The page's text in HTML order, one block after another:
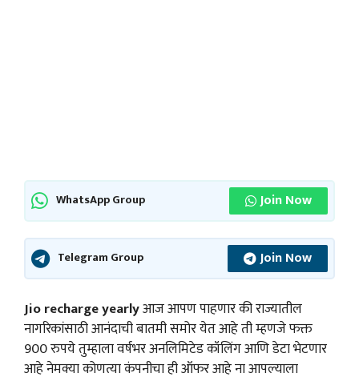
WhatsApp Group Join Now
Telegram Group Join Now
Jio recharge yearlyआज आपण पाहणार की राज्यातील
नागरिकांसाठी आनंदाची बातमी समोर येत आहे ती म्हणजे फक्त
900 रुपये तुम्हाला वर्षभर अनलिमिटेड कॉलिंग आणि डेटा भेटणार
आहे नेमक्या कोणत्या कंपनीचा ही ऑफर आहे ना आपल्याला